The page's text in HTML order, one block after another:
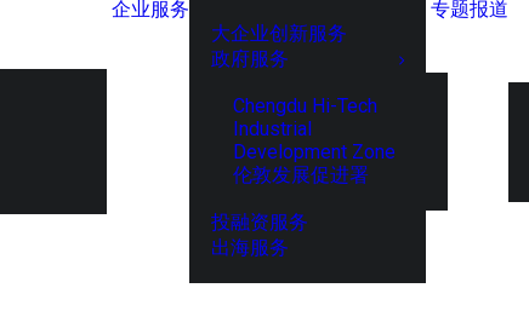
企业服务
大企业创新服务
政府服务
Chengdu Hi-Tech
Industrial
Development Zone
伦敦发展促进署
投融资服务
出海服务
专题报道